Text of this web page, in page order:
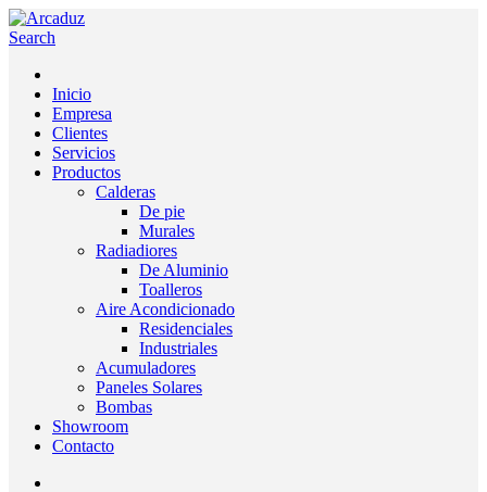
Search
Inicio
Empresa
Clientes
Servicios
Productos
Calderas
De pie
Murales
Radiadiores
De Aluminio
Toalleros
Aire Acondicionado
Residenciales
Industriales
Acumuladores
Paneles Solares
Bombas
Showroom
Contacto